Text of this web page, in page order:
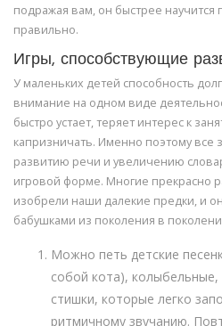
подражая вам, он быстрее научится
правильно.
Игры, способствующие
У маленьких детей способность
внимание на одном виде
быстро устает, теряет интерес к
капризничать. Именно поэтому все
развитию речи и увеличению
игровой форме. Многие прекрасно
изобрели наши далекие предки, и
бабушками из поколения в
Можно петь детские
собой кота), колыбельные,
стишки, которые легко
ритмичному звучанию.